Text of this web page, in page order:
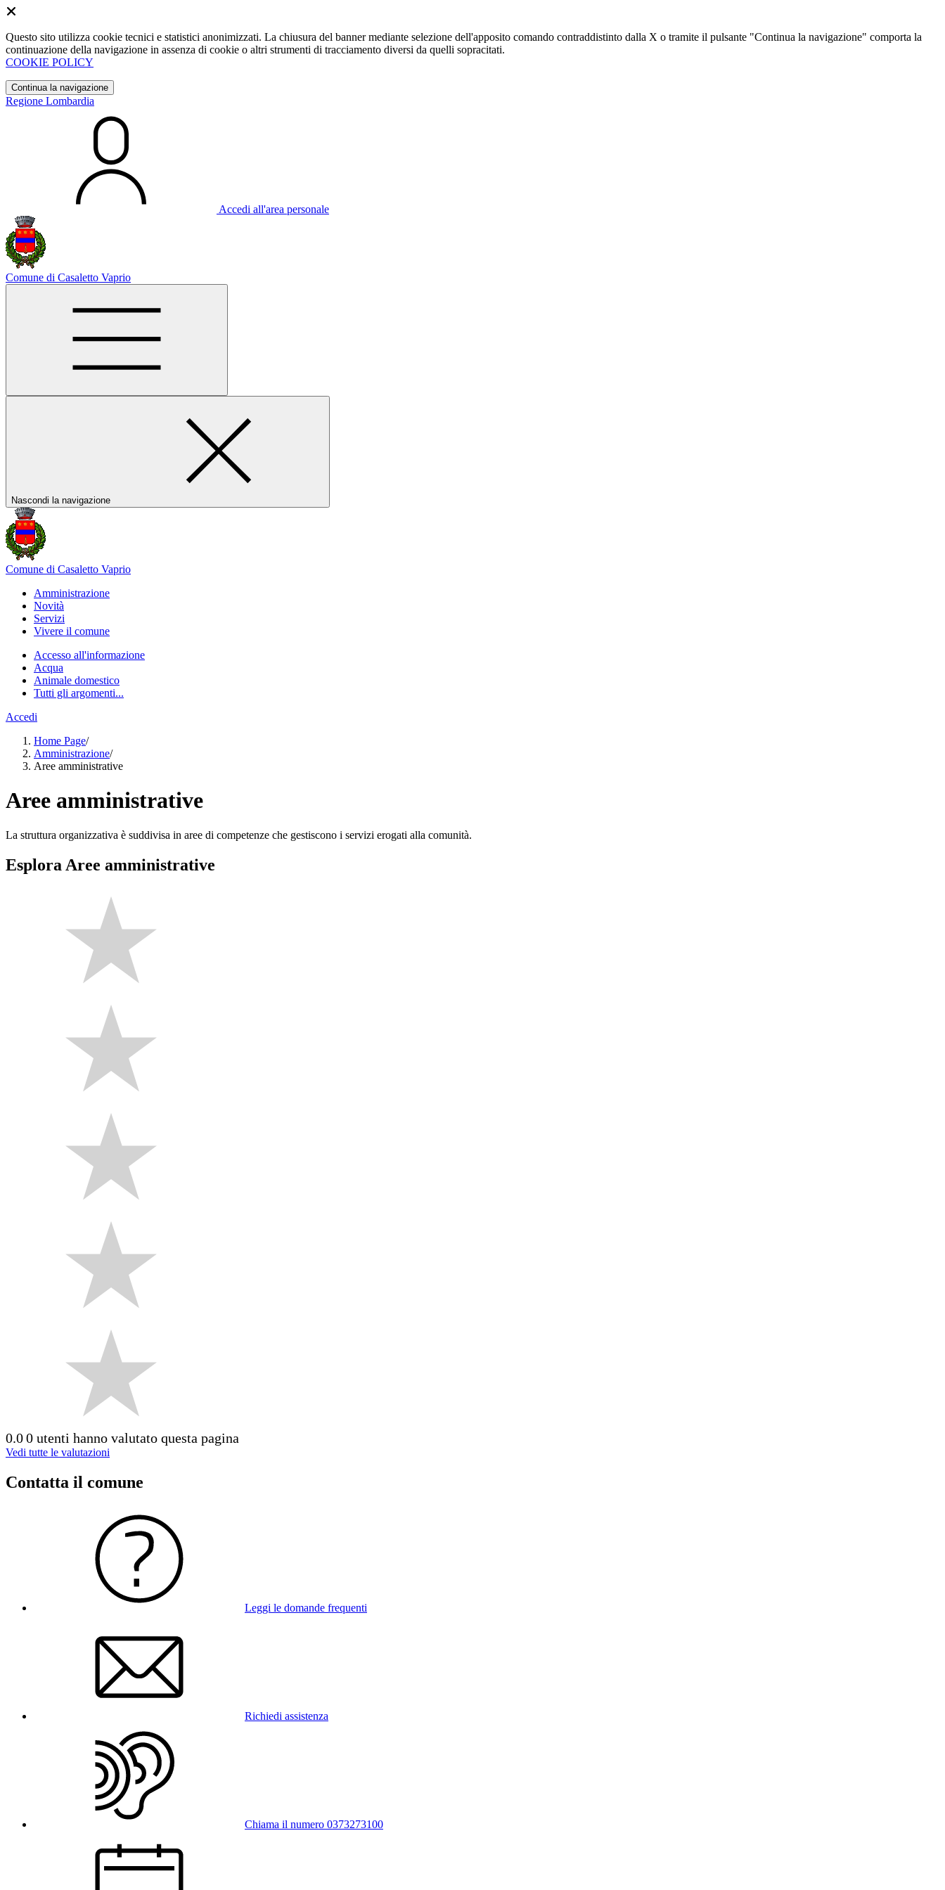
Questo sito utilizza cookie tecnici e statistici anonimizzati. La chiusura del banner mediante selezione dell'apposito comando contraddistinto dalla X o tramite il pulsante "Continua la navigazione" comporta la
continuazione della navigazione in assenza di cookie o altri strumenti di tracciamento diversi da quelli sopracitati.
COOKIE POLICY
Continua la navigazione
Regione Lombardia
Accedi all'area personale
Comune di Casaletto Vaprio
Nascondi la navigazione
Comune di Casaletto Vaprio
Amministrazione
Novità
Servizi
Vivere il comune
Accesso all'informazione
Acqua
Animale domestico
Tutti gli argomenti...
Accedi
Home Page/
Amministrazione/
Aree amministrative
Aree amministrative
La struttura organizzativa è suddivisa in aree di competenze che gestiscono i servizi erogati alla comunità.
Esplora Aree amministrative
0.00 utenti hanno valutato questa pagina
Vedi tutte le valutazioni
Contatta il comune
Leggi le domande frequenti
Richiedi assistenza
Chiama il numero 0373273100